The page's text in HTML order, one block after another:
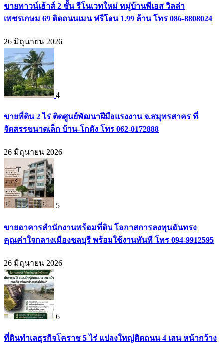
ขายทาวน์เฮ้าส์ 2 ชั้น รีโนเวทใหม่ หมู่บ้านพีเอส วิลล่า
เพชรเกษม 69 ติดถนนเมน ฟรีโอน 1.99 ล้าน โทร 086-8808024
26 มิถุนายน 2026
4
ขายที่ดิน 2 ไร่ ติดศูนย์พัฒนาฝีมือแรงงาน จ.สมุทรสาคร ที่
จัดสรรขนาดเล็ก บ้าน-โกดัง โทร 062-0172888
26 มิถุนายน 2026
5
ขายอาคารสำนักงานพร้อมที่ดิน โอกาสการลงทุนอันทรง
คุณค่าใจกลางเมืองชลบุรี พร้อมใช้งานทันที โทร 094-9912595
26 มิถุนายน 2026
6
ที่ดินทำเลธุรกิจโคราช 5 ไร่ แปลงใหญ่ติดถนน 4 เลน หน้ากว้าง